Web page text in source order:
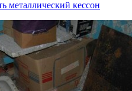
металлический кессон